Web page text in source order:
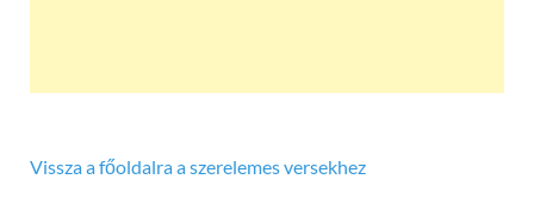
Vissza a főoldalra a szerelemes versekhez